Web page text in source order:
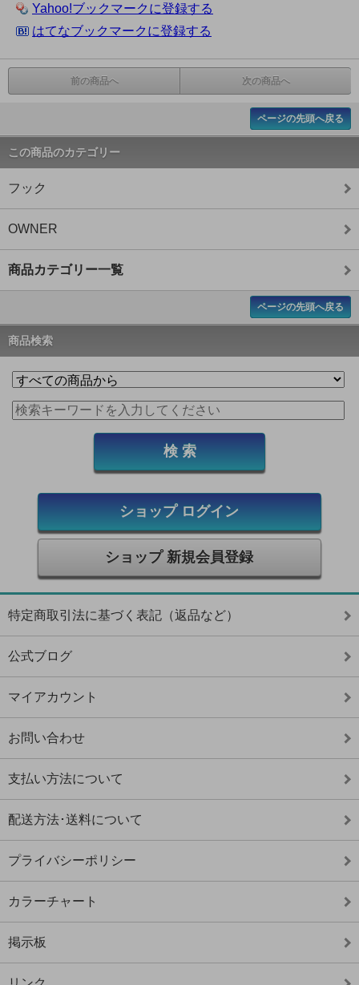
Yahoo!ブックマークに登録する
はてなブックマークに登録する
前の商品へ 次の商品へ
ページの先頭へ戻る
この商品のカテゴリー
フック
OWNER
商品カテゴリー一覧
ページの先頭へ戻る
商品検索
ショップ ログイン
ショップ 新規会員登録
特定商取引法に基づく表記（返品など）
公式ブログ
マイアカウント
お問い合わせ
支払い方法について
配送方法･送料について
プライバシーポリシー
カラーチャート
掲示板